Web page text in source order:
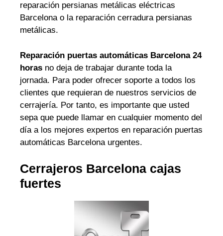
reparación persianas metálicas eléctricas
Barcelona o la reparación cerradura persianas
metálicas.
Reparación puertas automáticas Barcelona 24
horas no deja de trabajar durante toda la
jornada. Para poder ofrecer soporte a todos los
clientes que requieran de nuestros servicios de
cerrajería. Por tanto, es importante que usted
sepa que puede llamar en cualquier momento del
día a los mejores expertos en reparación puertas
automáticas Barcelona urgentes.
Cerrajeros Barcelona cajas
fuertes